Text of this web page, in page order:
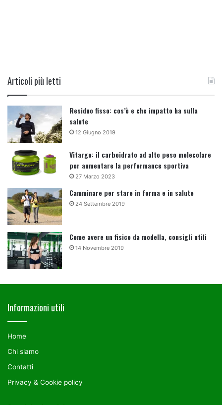
Articoli più letti
Residuo fisso: cos’è e che impatto ha sulla
salute
12 Giugno 2019
Vitargo: il carboidrato ad alto peso molecolare
per aumentare la performance sportiva
27 Marzo 2023
Camminare per stare in forma e in salute
24 Settembre 2019
Come avere un fisico da modella, consigli utili
14 Novembre 2019
Informazioni utili
Home
Chi siamo
Contatti
Privacy & Cookie policy